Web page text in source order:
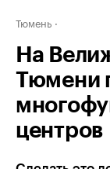
Тюмень
На
Тюмени
центров